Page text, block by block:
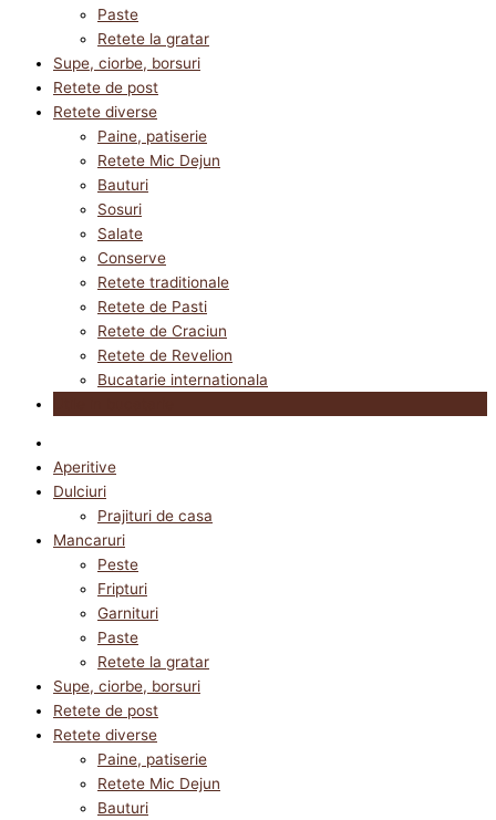
Paste
Retete la gratar
Supe, ciorbe, borsuri
Retete de post
Retete diverse
Paine, patiserie
Retete Mic Dejun
Bauturi
Sosuri
Salate
Conserve
Retete traditionale
Retete de Pasti
Retete de Craciun
Retete de Revelion
Bucatarie internationala
Aperitive
Dulciuri
Prajituri de casa
Mancaruri
Peste
Fripturi
Garnituri
Paste
Retete la gratar
Supe, ciorbe, borsuri
Retete de post
Retete diverse
Paine, patiserie
Retete Mic Dejun
Bauturi